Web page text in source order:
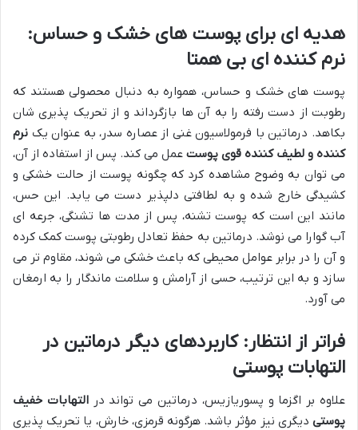
هدیه ای برای پوست های خشک و حساس:
نرم کننده ای بی همتا
پوست های خشک و حساس، همواره به دنبال محصولی هستند که
رطوبت از دست رفته را به آن ها بازگرداند و از تحریک پذیری شان
بکاهد. درماتین با فرمولاسیون غنی از عصاره سدر، به عنوان یک نرم
کننده و لطیف کننده قوی پوست عمل می کند. پس از استفاده از آن،
می توان به وضوح مشاهده کرد که چگونه پوست از حالت خشکی و
کشیدگی خارج شده و به لطافتی دلپذیر دست می یابد. این حس،
مانند این است که پوست تشنه، پس از مدت ها تشنگی، جرعه ای
آب گوارا می نوشد. درماتین به حفظ تعادل رطوبتی پوست کمک کرده
و آن را در برابر عوامل محیطی که باعث خشکی می شوند، مقاوم تر می
سازد و به این ترتیب، حسی از آرامش و سلامت ماندگار را به ارمغان
می آورد.
فراتر از انتظار: کاربردهای دیگر درماتین در
التهابات پوستی
علاوه بر اگزما و پسوریازیس، درماتین می تواند درالتهابات خفیف
پوستی دیگری نیز مؤثر باشد. هرگونه قرمزی، خارش، یا تحریک پذیری